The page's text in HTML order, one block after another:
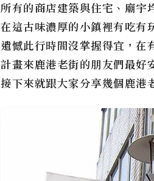
所有的商店建築與住宅、廟宇
在這古味濃厚的小鎮裡有吃有
遺憾此行時間沒掌握得宜，在
計畫來鹿港老街的朋友們最好
接下來就跟大家分享幾個鹿港